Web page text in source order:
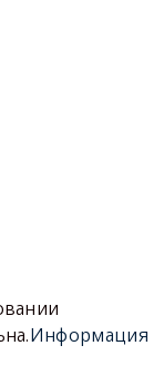
Информация